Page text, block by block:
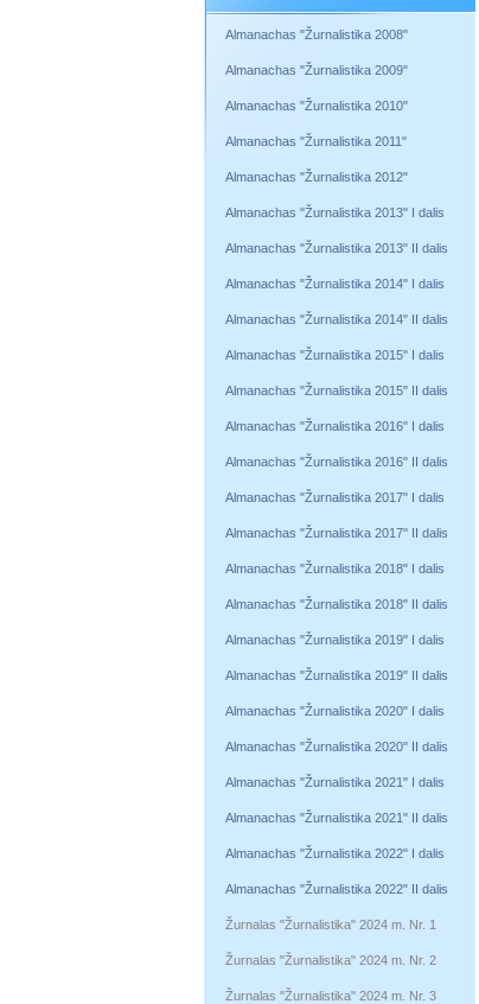
Almanachas "Žurnalistika 2008"
Almanachas "Žurnalistika 2009"
Almanachas "Žurnalistika 2010"
Almanachas "Žurnalistika 2011"
Almanachas "Žurnalistika 2012"
Almanachas "Žurnalistika 2013" I dalis
Almanachas "Žurnalistika 2013" II dalis
Almanachas "Žurnalistika 2014" I dalis
Almanachas "Žurnalistika 2014" II dalis
Almanachas "Žurnalistika 2015" I dalis
Almanachas "Žurnalistika 2015" II dalis
Almanachas "Žurnalistika 2016" I dalis
Almanachas "Žurnalistika 2016" II dalis
Almanachas "Žurnalistika 2017" I dalis
Almanachas "Žurnalistika 2017" II dalis
Almanachas "Žurnalistika 2018" I dalis
Almanachas "Žurnalistika 2018" II dalis
Almanachas "Žurnalistika 2019" I dalis
Almanachas "Žurnalistika 2019" II dalis
Almanachas "Žurnalistika 2020" I dalis
Almanachas "Žurnalistika 2020" II dalis
Almanachas "Žurnalistika 2021" I dalis
Almanachas "Žurnalistika 2021" II dalis
Almanachas "Žurnalistika 2022" I dalis
Almanachas "Žurnalistika 2022" II dalis
Žurnalas "Žurnalistika" 2024 m. Nr. 1
Žurnalas "Žurnalistika" 2024 m. Nr. 2
Žurnalas "Žurnalistika" 2024 m. Nr. 3